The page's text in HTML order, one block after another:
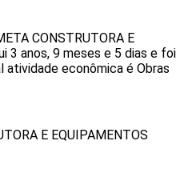
CONSTRUTORA E
3 anos, 9 meses e 5 dias e foi
atividade econômica é Obras
E EQUIPAMENTOS